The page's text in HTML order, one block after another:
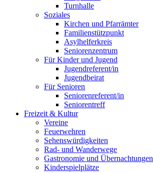
Turnhalle
Soziales
Kirchen und Pfarrämter
Familienstützpunkt
Asylhelferkreis
Seniorenzentrum
Für Kinder und Jugend
Jugendreferent/in
Jugendbeirat
Für Senioren
Seniorenreferent/in
Seniorentreff
Freizeit & Kultur
Vereine
Feuerwehren
Sehenswürdigkeiten
Rad- und Wanderwege
Gastronomie und Übernachtungen
Kinderspielplätze